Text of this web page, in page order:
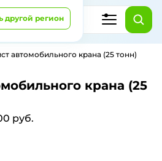
другой регион
автомобильного крана (25 тонн)
крана (25
руб.